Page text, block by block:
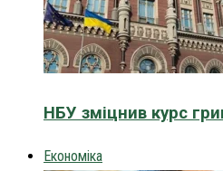
НБУ зміцнив курс
Економіка